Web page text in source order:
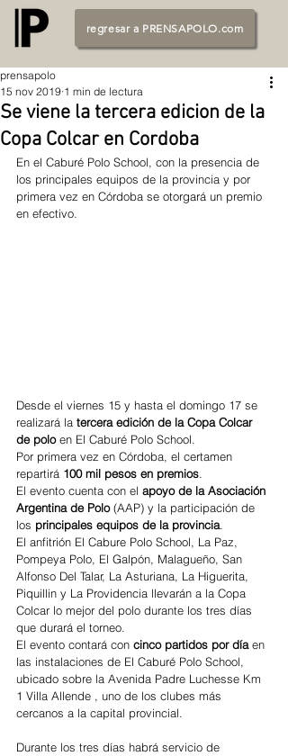
regresar a PRENSAPOLO.com
Se viene la tercera edicion de la
Copa Colcar en Cordoba
prensapolo
15 nov 2019 1 min de lectura
En el Caburé Polo School, con la presencia de
los principales equipos de la provincia y por
primera vez en Córdoba se otorgará un premio
en efectivo.
Desde el viernes 15 y hasta el domingo 17 se
realizará la tercera edición de la Copa Colcar
de polo en El Caburé Polo School.
Por primera vez en Córdoba, el certamen
repartirá 100 mil pesos en premios.
El evento cuenta con el apoyo de la Asociación
Argentina de Polo (AAP) y la participación de
los principales equipos de la provincia.
El anfitrión El Cabure Polo School, La Paz,
Pompeya Polo, El Galpón, Malagueño, San
Alfonso Del Talar, La Asturiana, La Higuerita,
Piquillin y La Providencia llevarán a la Copa
Colcar lo mejor del polo durante los tres días
que durará el torneo.
El evento contará con cinco partidos por día en
las instalaciones de El Caburé Polo School,
ubicado sobre la Avenida Padre Luchesse Km
1 Villa Allende , uno de los clubes más
cercanos a la capital provincial.
Durante los tres días habrá servicio de